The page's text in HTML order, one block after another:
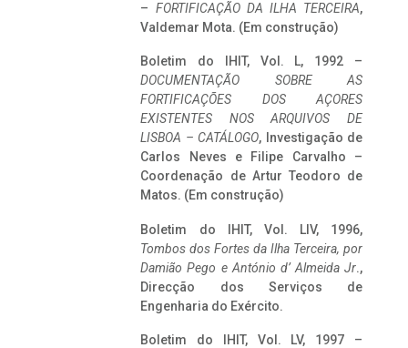
– FORTIFICAÇÃO DA ILHA TERCEIRA,
Valdemar Mota. (Em construção)
Boletim do IHIT, Vol. L, 1992 –
DOCUMENTAÇÃO SOBRE AS
FORTIFICAÇÕES DOS AÇORES
EXISTENTES NOS ARQUIVOS DE
LISBOA – CATÁLOGO, Investigação de
Carlos Neves e Filipe Carvalho –
Coordenação de Artur Teodoro de
Matos. (Em construção)
Boletim do IHIT, Vol. LIV, 1996,
Tombos dos Fortes da Ilha Terceira, por
Damião Pego e António d’ Almeida Jr.,
Direcção dos Serviços de
Engenharia do Exército.
Boletim do IHIT, Vol. LV, 1997 –